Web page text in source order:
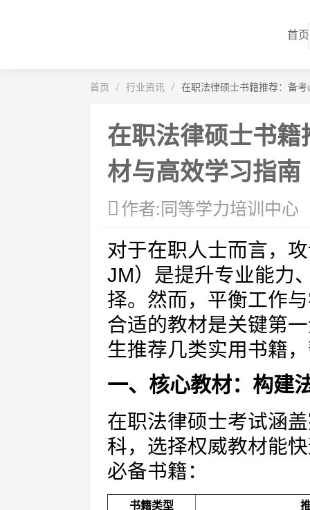
首页
首页 / 行业资讯 / 在职法律硕士书籍推荐：备
在职法律硕士书
材与高效学习指南
作者:同等学力培训中心
对于在职人士而言，
JM）是提升专业能力
择。然而，平衡工作
合适的教材是关键第
生推荐几类实用书籍
一、核心教材：构建
在职法律硕士考试涵
科，选择权威教材能
必备书籍：
书籍类型